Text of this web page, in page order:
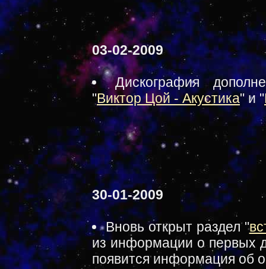
03-02-2009
Дискография
"Виктор Цой - Акустика" и "
30-01-2009
Вновь открыт раздел "
из информации о первых
появится информация об